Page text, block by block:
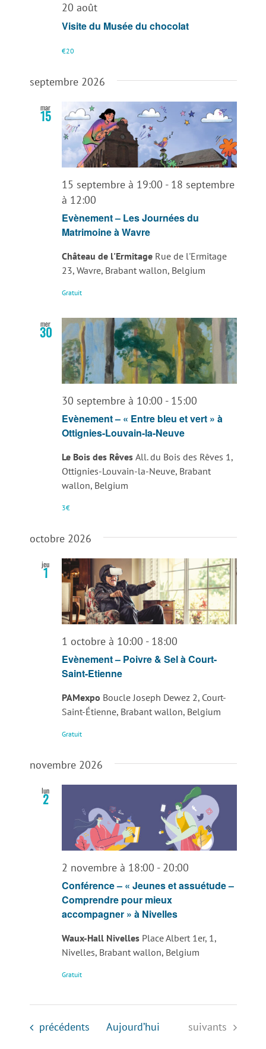
20 août
Visite du Musée du chocolat
€20
septembre 2026
mar
15
15 septembre à 19:00 - 18 septembre
à 12:00
Evènement – Les Journées du
Matrimoine à Wavre
Château de l'Ermitage Rue de l'Ermitage
23, Wavre, Brabant wallon, Belgium
Gratuit
mer
30
30 septembre à 10:00 - 15:00
Evènement – « Entre bleu et vert » à
Ottignies-Louvain-la-Neuve
Le Bois des Rêves All. du Bois des Rêves 1,
Ottignies-Louvain-la-Neuve, Brabant
wallon, Belgium
3€
octobre 2026
jeu
1
1 octobre à 10:00 - 18:00
Evènement – Poivre & Sel à Court-
Saint-Etienne
PAMexpo Boucle Joseph Dewez 2, Court-
Saint-Étienne, Brabant wallon, Belgium
Gratuit
novembre 2026
lun
2
2 novembre à 18:00 - 20:00
Conférence – « Jeunes et assuétude –
Comprendre pour mieux
accompagner » à Nivelles
Waux-Hall Nivelles Place Albert 1er, 1,
Nivelles, Brabant wallon, Belgium
Gratuit
Évènements
précédents Aujourd’hui Évènements
suivants